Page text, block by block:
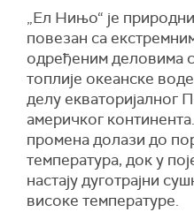
„Ел Нињо“ је
повезан са
одређеним деловима
топлије океанске
делу екваторијалног
америчког
промена долази до
температура, док у
настају дуготрајни
високе температуре.